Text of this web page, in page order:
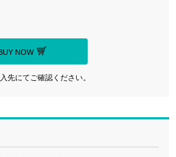
NOW
先にてご確認ください。